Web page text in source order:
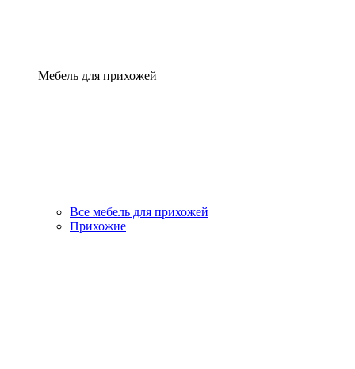
Мебель для прихожей
Все мебель для прихожей
Прихожие